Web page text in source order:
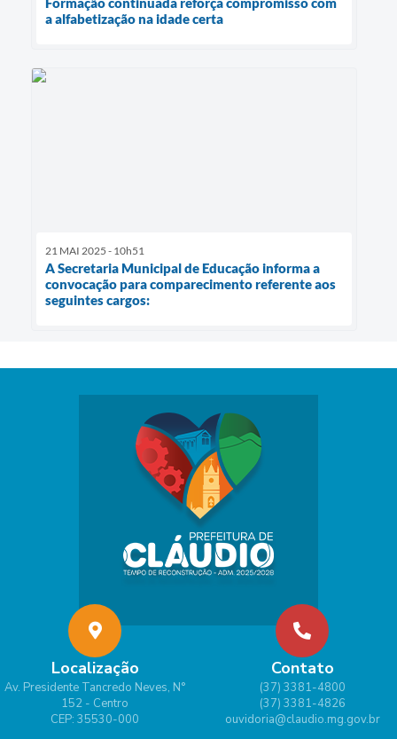
a alfabetização na idade certa
21 MAI 2025 - 10h51
A Secretaria Municipal de Educação informa a
convocação para comparecimento referente aos
seguintes cargos:
Localização
Av. Presidente Tancredo Neves, N°
152 - Centro
CEP: 35530-000
Contato
(37) 3381-4800
(37) 3381-4826
ouvidoria@claudio.mg.gov.br